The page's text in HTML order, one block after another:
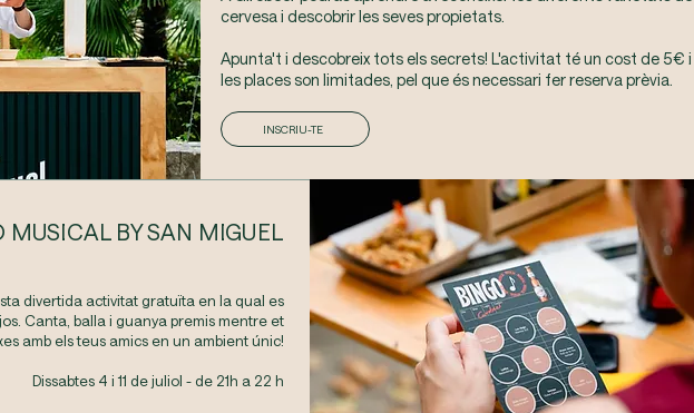
cervesa i descobrir les seves propietats.
Apunta't i descobreix tots els secrets! L'activitat té un cost de 5€ i
les places son limitades, pel que és necessari fer reserva prèvia.
INSCRIU-TE
MUSICAL BY SAN MIGUEL
divertida activitat gratuïta en la qual es
Canta, balla i guanya premis mentre et
amb els teus amics en un ambient únic!
Dissabtes 4 i 11 de juliol - de 21h a 22 h​